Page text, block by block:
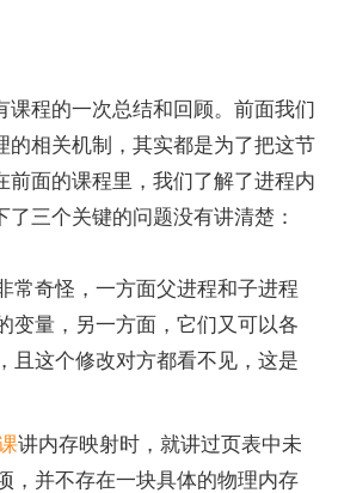
课程的一次总结和回顾。前面我们
的相关机制，其实都是为了把这节
前面的课程里，我们了解了进程内
三个关键的问题没有讲清楚：
常奇怪，一方面父进程和子进程
变量，另一方面，它们又可以各
且这个修改对方都看不见，这是
讲内存映射时，就讲过页表中未
，并不存在一块具体的物理内存